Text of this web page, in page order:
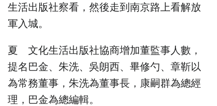
生活出版社察看，然後走到南京路上看解放
軍入城。
夏 文化生活出版社協商增加董監事人數，
提名巴金、朱洗、吳朗西、畢修勺、章靳以
為常務董事，朱洗為董事長，康嗣群為總經
理，巴金為總編輯。